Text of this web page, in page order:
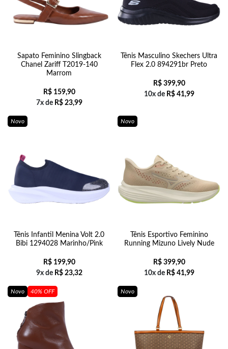
Sapato Feminino Slingback
Chanel Zariff T2019-140
Marrom
R$159,90
7x de R$23,99
Tênis Masculino Skechers Ultra
Flex 2.0 894291br Preto
R$399,90
10x de R$41,99
Novo
Tênis Infantil Menina Volt 2.0
Bibi 1294028 Marinho/Pink
R$199,90
9x de R$23,32
Novo
Tênis Esportivo Feminino
Running Mizuno Lively Nude
R$399,90
10x de R$41,99
Novo 40% OFF Novo